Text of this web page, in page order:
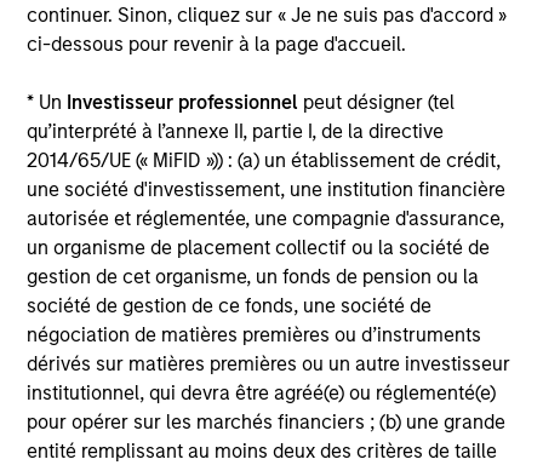
continuer. Sinon, cliquez sur « Je ne suis pas d'accord »
ci-dessous pour revenir à la page d'accueil.
* Un Investisseur professionnel peut désigner (tel
qu’interprété à l’annexe II, partie I, de la directive
2014/65/UE (« MiFID »)) : (a) un établissement de crédit,
une société d'investissement, une institution financière
autorisée et réglementée, une compagnie d'assurance,
un organisme de placement collectif ou la société de
gestion de cet organisme, un fonds de pension ou la
société de gestion de ce fonds, une société de
négociation de matières premières ou d’instruments
dérivés sur matières premières ou un autre investisseur
institutionnel, qui devra être agréé(e) ou réglementé(e)
pour opérer sur les marchés financiers ; (b) une grande
entité remplissant au moins deux des critères de taille
Morgan Stanley Investment Management.Merci
decliquer icipour obtenir des informations
éléments importants, qui doivent être lus
attentivement.
Remarque :Les chiffres de la VL ne sont pas
affichés dans certaines périodes lorsque le Fonds
a été racheté en totalité, puis relancé à une date
ultérieure.
Lesfrais courantsreflètent les payements et frais
engagés lors du fonctionnement du fonds et sont déduits
des actifs du fonds pour la période. Ils incluent les
commissions et frais de gestion, dépôt et
d’administration.